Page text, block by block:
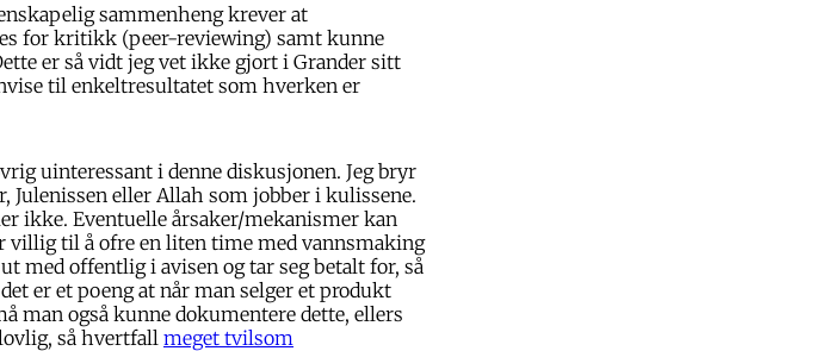
sammenheng krever at
for kritikk (peer-reviewing) samt kunne
er så vidt jeg vet ikke gjort i Grander sitt
til enkeltresultatet som hverken er
uinteressant i denne diskusjonen. Jeg bryr
Julenissen eller Allah som jobber i kulissene.
ikke. Eventuelle årsaker/mekanismer kan
villig til å ofre en liten time med vannsmaking
med offentlig i avisen og tar seg betalt for, så
er et poeng at når man selger et produkt
man også kunne dokumentere dette, ellers
så hvertfall meget tvilsom